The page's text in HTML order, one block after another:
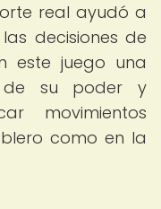
real ayudó a
decisiones de
este juego una
de su poder y
movimientos
como en la